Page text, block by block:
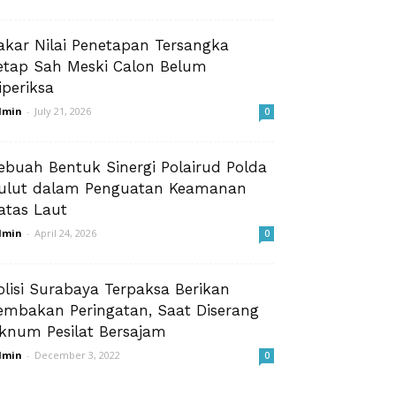
Nilai Penetapan Tersangka
Sah Meski Calon Belum
- July 21, 2026 0
Bentuk Sinergi Polairud Polda
dalam Penguatan Keamanan
Laut
- April 24, 2026 0
Surabaya Terpaksa Berikan
Peringatan, Saat Diserang
Pesilat Bersajam
- December 3, 2022 0